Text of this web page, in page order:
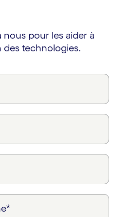
nous pour les aider à
des technologies.